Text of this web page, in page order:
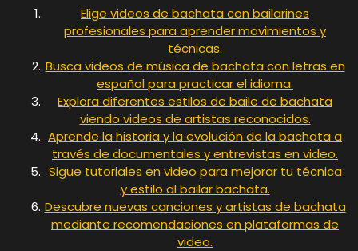
Elige videos de bachata con bailarines
profesionales para aprender movimientos y
técnicas.
Busca videos de música de bachata con letras en
español para practicar el idioma.
Explora diferentes estilos de baile de bachata
viendo videos de artistas reconocidos.
Aprende la historia y la evolución de la bachata a
través de documentales y entrevistas en video.
Sigue tutoriales en video para mejorar tu técnica
y estilo al bailar bachata.
Descubre nuevas canciones y artistas de bachata
mediante recomendaciones en plataformas de
video.